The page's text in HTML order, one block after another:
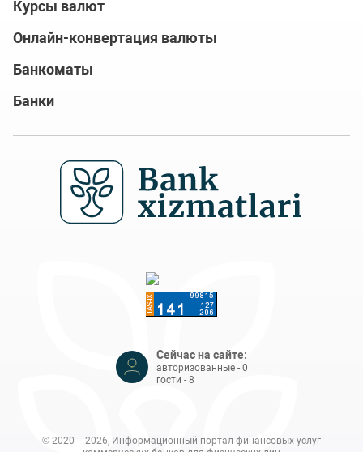
Курсы валют
Онлайн-конвертация валюты
Банкоматы
Банки
Сейчас на сайте:
авторизованные - 0
гости - 8
© 2020 – 2026, Информационный портал финансовых услуг